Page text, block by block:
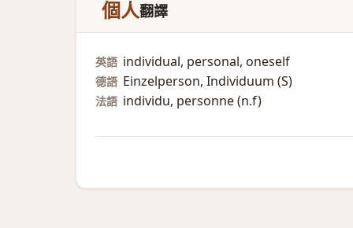
個人翻譯
英語 individual, personal, oneself
德語 Einzelperson, Individuum (S)​
法語 individu, personne (n.f)​